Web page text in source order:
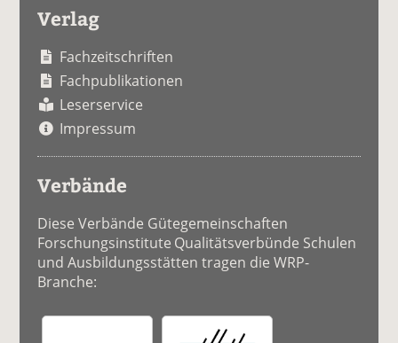
Verlag
Fachzeitschriften
Fachpublikationen
Leserservice
Impressum
Verbände
Diese Verbände Gütegemeinschaften
Forschungsinstitute Qualitätsverbünde Schulen
und Ausbildungsstätten tragen die WRP-
Branche: